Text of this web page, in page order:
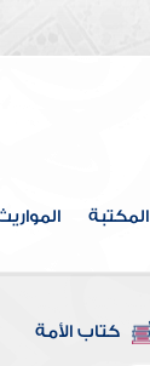
المكتبة
كتاب الأمة